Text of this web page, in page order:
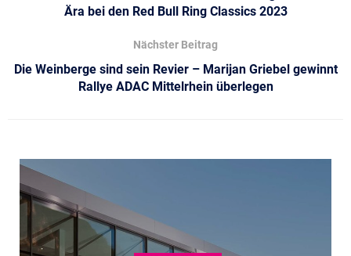
Ära bei den Red Bull Ring Classics 2023
Nächster Beitrag
Die Weinberge sind sein Revier – Marijan Griebel gewinnt
Rallye ADAC Mittelrhein überlegen